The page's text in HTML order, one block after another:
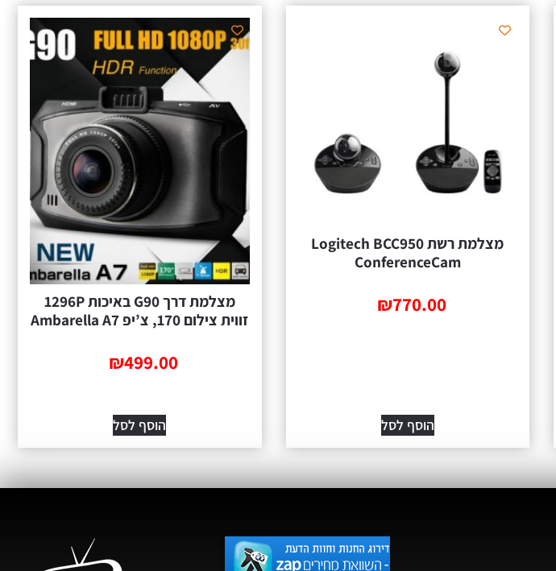
מצלמת רשת Logitech BCC950
ConferenceCam
₪770.00
הוסף לסל
מצלמת דרך G90 באיכות 1296P
זווית צילום 170, צ’יפ Ambarella A7
₪499.00
הוסף לסל